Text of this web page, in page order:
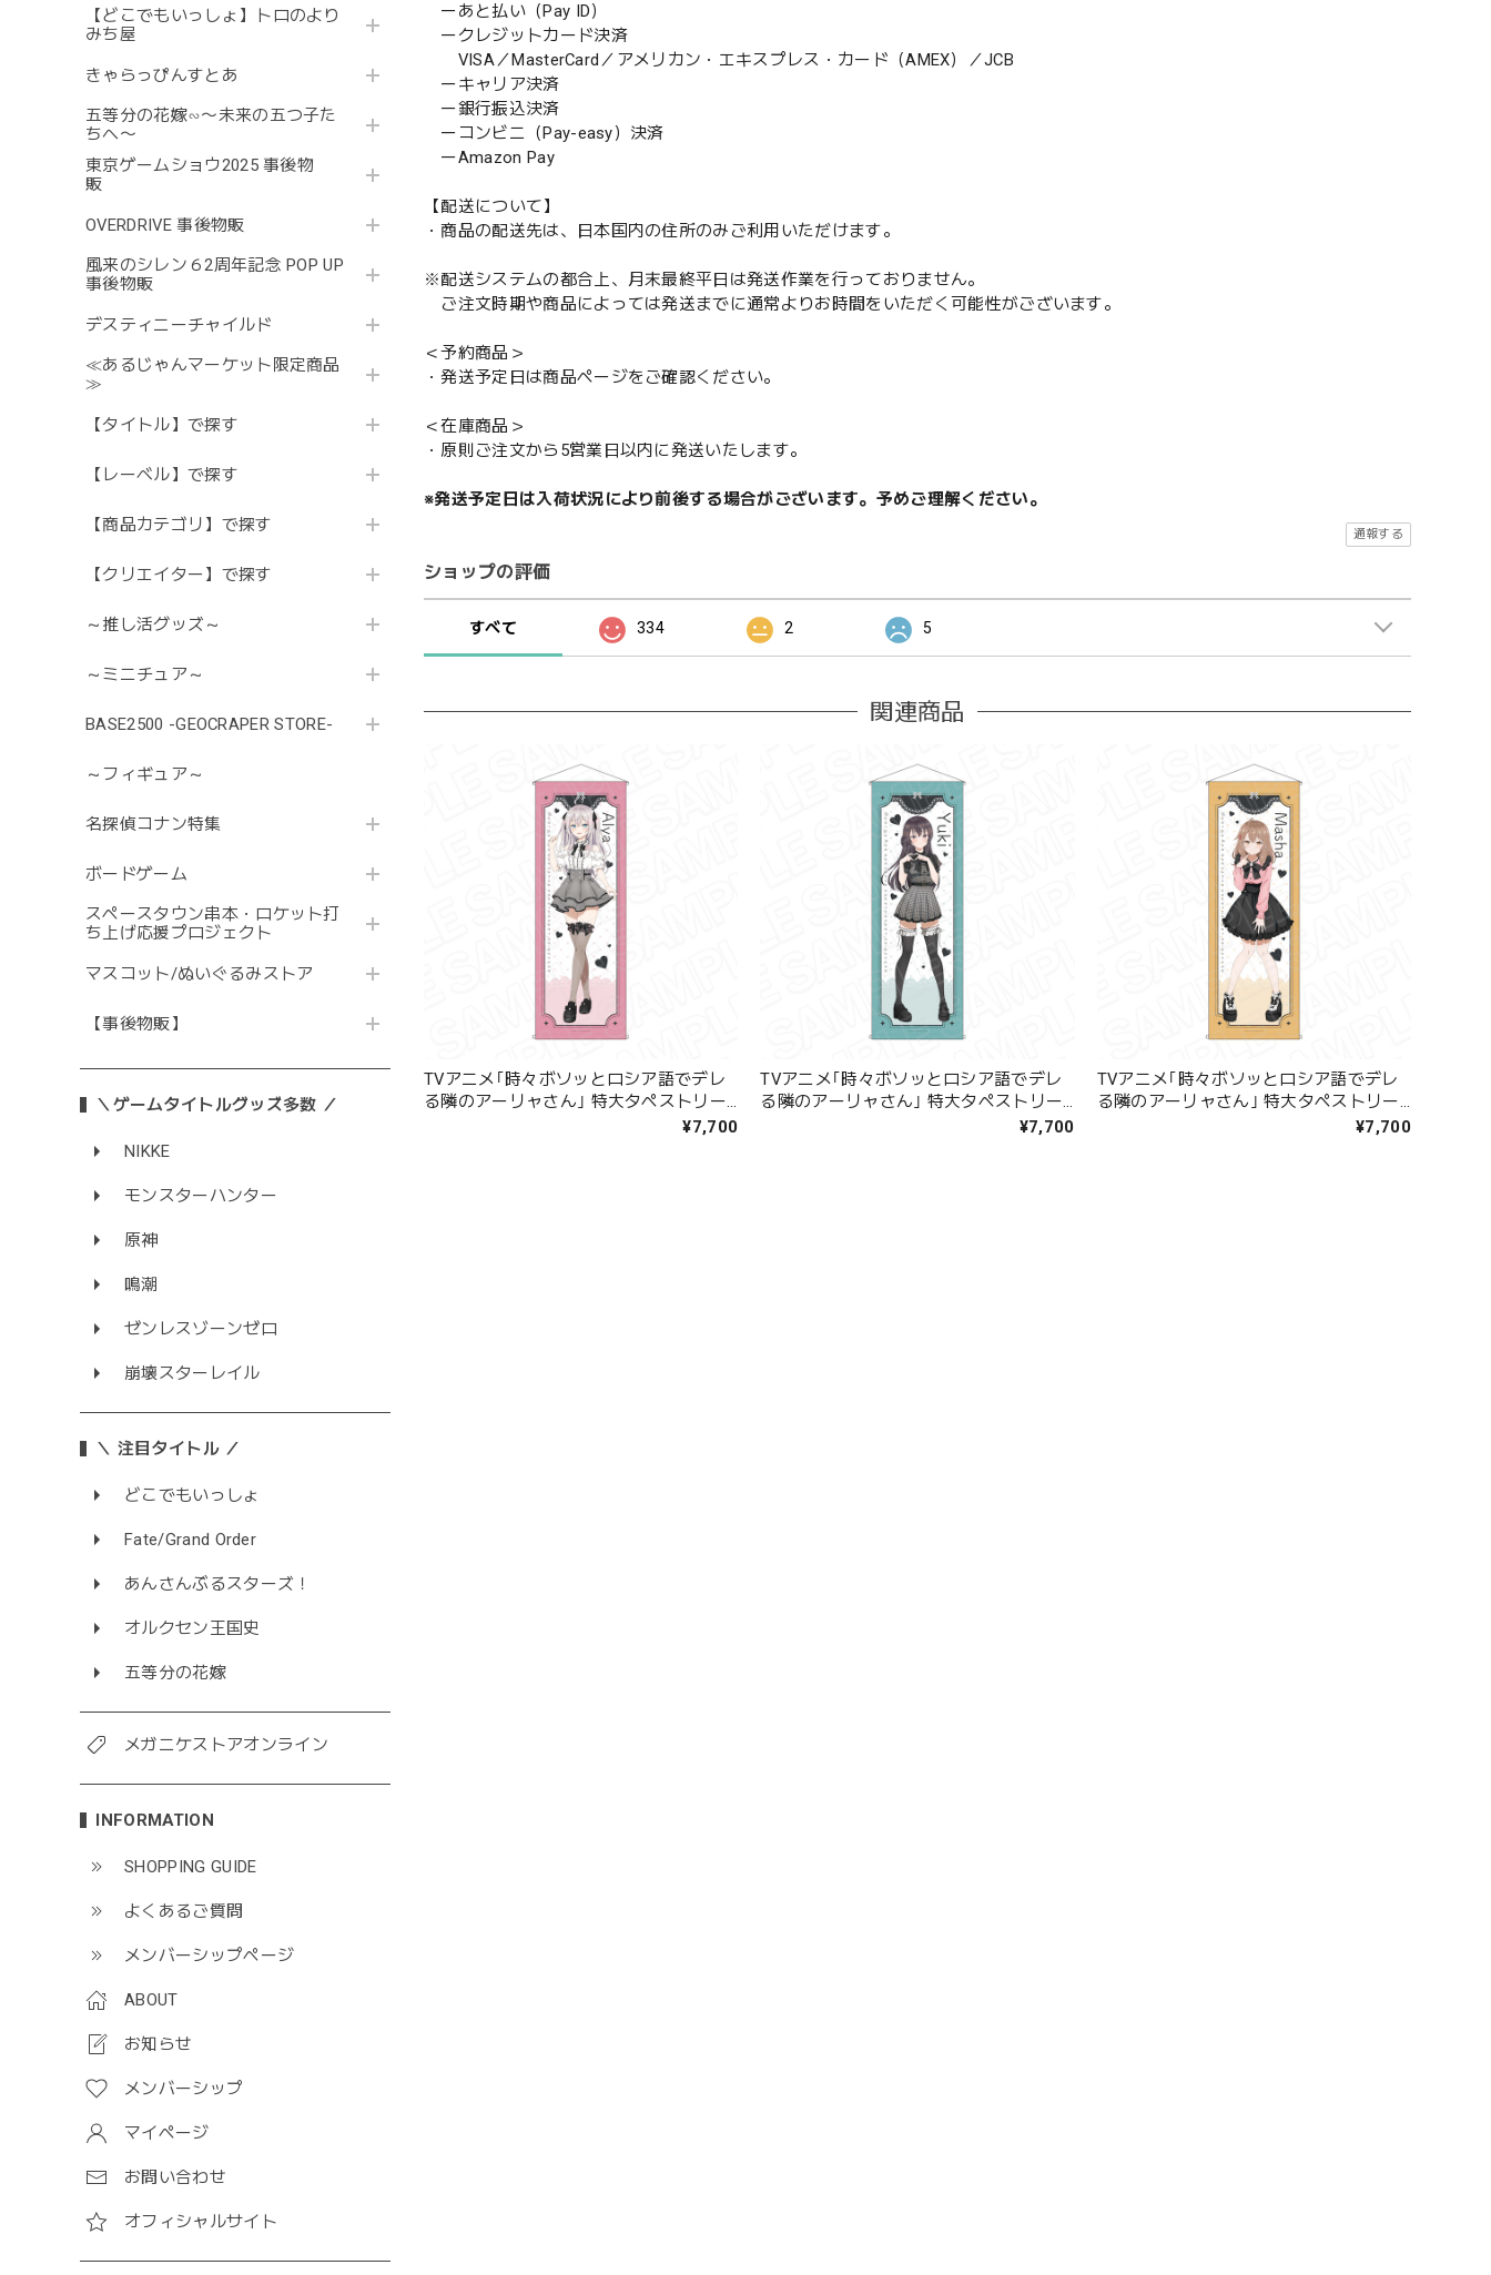
【どこでもいっしょ】トロのより
みち屋
きゃらっぴんすとあ
五等分の花嫁∽〜未来の五つ子た
ちへ〜
東京ゲームショウ2025 事後物
販
OVERDRIVE 事後物販
風来のシレン６2周年記念 POP UP
事後物販
デスティニーチャイルド
≪あるじゃんマーケット限定商品
≫
【タイトル】で探す
【レーベル】で探す
【商品カテゴリ】で探す
【クリエイター】で探す
～推し活グッズ～
～ミニチュア～
BASE2500 -GEOCRAPER STORE-
～フィギュア～
名探偵コナン特集
ボードゲーム
スペースタウン串本・ロケット打
ち上げ応援プロジェクト
マスコット/ぬいぐるみストア
【事後物販】
＼ゲームタイトルグッズ多数 ／
NIKKE
モンスターハンター
原神
鳴潮
ゼンレスゾーンゼロ
崩壊スターレイル
＼ 注目タイトル ／
どこでもいっしょ
Fate/Grand Order
あんさんぶるスターズ！
オルクセン王国史
五等分の花嫁
メガニケストアオンライン
INFORMATION
SHOPPING GUIDE
よくあるご質問
メンバーシップページ
ABOUT
お知らせ
メンバーシップ
マイページ
お問い合わせ
オフィシャルサイト
ーあと払い（Pay ID）
ークレジットカード決済
VISA／MasterCard／アメリカン・エキスプレス・カード（AMEX）／JCB
ーキャリア決済
ー銀行振込決済
ーコンビニ（Pay-easy）決済
ーAmazon Pay
【配送について】
・商品の配送先は、日本国内の住所のみご利用いただけます。
※配送システムの都合上、月末最終平日は発送作業を行っておりません。
ご注文時期や商品によっては発送までに通常よりお時間をいただく可能性がございます。
＜予約商品＞
・発送予定日は商品ページをご確認ください。
＜在庫商品＞
・原則ご注文から5営業日以内に発送いたします。
※発送予定日は入荷状況により前後する場合がございます。予めご理解ください。
通報する
ショップの評価
すべて 334 2 5
関連商品
TVアニメ｢時々ボソッとロシア語でデレ
る隣のアーリャさん｣ 特大タペストリー
アリサ･ミハイロヴナ･九条 Kawaii ver.
¥7,700
TVアニメ｢時々ボソッとロシア語でデレ
る隣のアーリャさん｣ 特大タペストリー
¥7,700
TVアニメ｢時々ボソッとロシア語でデレ
る隣のアーリャさん｣ 特大タペストリー
マリヤ･ミハイロヴナ･九条 Kawaii ver.
¥7,700